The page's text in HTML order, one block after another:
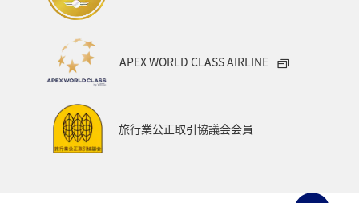
APEX WORLD CLASS AIRLINE
旅行業公正取引協議会会員